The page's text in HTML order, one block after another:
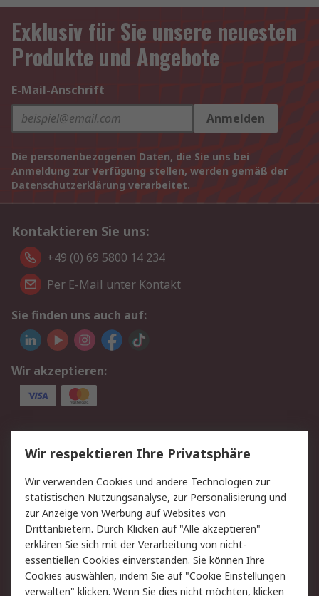
Exklusiv für Sie unsere neuesten
Produkte und Angebote
E-Mail-Anschrift
Anmelden
Die personenbezogenen Daten, die Sie uns bei
Anmeldung zur Verfügung stellen, werden gemäß der
Datenschutzerklärung verarbeitet.
Kontaktieren Sie uns:
+49 (0) 69 5800 14 234
Per E-Mail unter Kontakt
Sie finden uns auch auf:
Wir akzeptieren:
Service
Value Added Services
Lieferlösungen
Rücksendungen
Kontakt
Hilfe
Privatkunden
Rechtliches
AGB
Datenschutz
Cookie-Richtlinie
Zahlungsbedingungen
Wir respektieren Ihre Privatsphäre
Wir verwenden Cookies und andere Technologien zur
statistischen Nutzungsanalyse, zur Personalisierung und
zur Anzeige von Werbung auf Websites von
Drittanbietern. Durch Klicken auf "Alle akzeptieren"
erklären Sie sich mit der Verarbeitung von nicht-
essentiellen Cookies einverstanden. Sie können Ihre
Cookies auswählen, indem Sie auf "Cookie Einstellungen
verwalten" klicken. Wenn Sie dies nicht möchten, klicken